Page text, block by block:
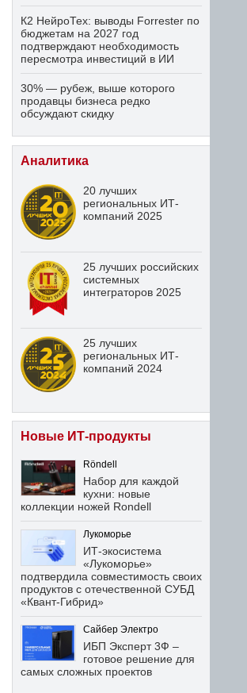
К2 НейроТех: выводы Forrester по
бюджетам на 2027 год
подтверждают необходимость
пересмотра инвестиций в ИИ
30% — рубеж, выше которого
продавцы бизнеса редко
обсуждают скидку
Аналитика
20 лучших
региональных ИТ-
компаний 2025
25 лучших российских
системных
интеграторов 2025
25 лучших
региональных ИТ-
компаний 2024
Новые ИТ-продукты
Röndell
Набор для каждой
кухни: новые
коллекции ножей Rondell
Лукоморье
ИТ-экосистема
«Лукоморье»
подтвердила совместимость своих
продуктов с отечественной СУБД
«Квант-Гибрид»
Сайбер Электро
ИБП Эксперт 3Ф –
готовое решение для
самых сложных проектов